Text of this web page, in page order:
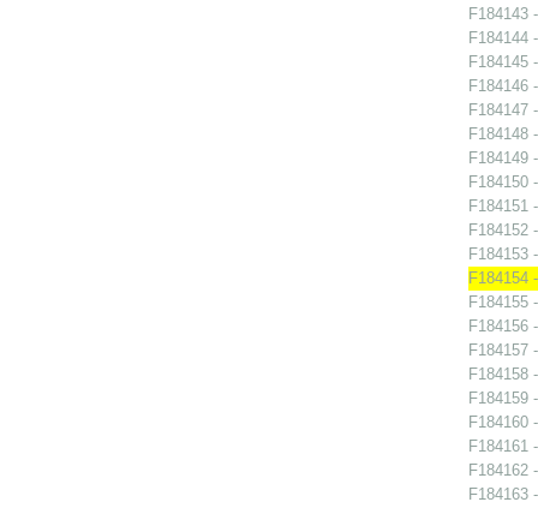
F184143
F184144
F184145
F184146
F184147
F184148
F184149
F184150
F184151
F184152
F184153
F184154
F184155
F184156
F184157
F184158
F184159
F184160
F184161
F184162
F184163